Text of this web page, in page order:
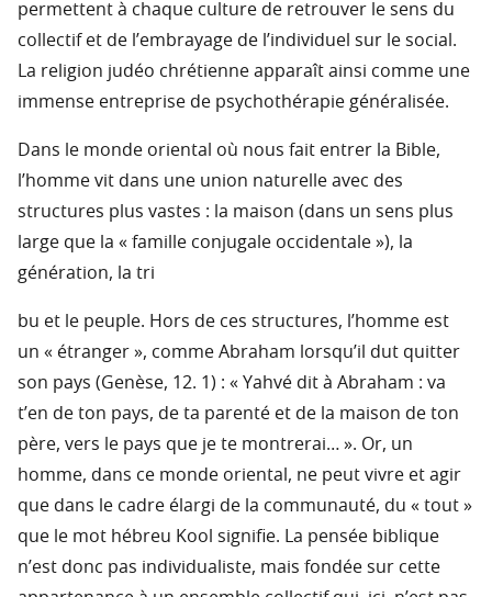
permettent à chaque culture de retrouver le sens du
collectif et de l’embrayage de l’individuel sur le social.
La religion judéo chrétienne apparaît ainsi comme une
immense entreprise de psychothérapie généralisée.
Dans le monde oriental où nous fait entrer la Bible,
l’homme vit dans une union naturelle avec des
structures plus vastes : la maison (dans un sens plus
large que la « famille conjugale occidentale »), la
génération, la tri
bu et le peuple. Hors de ces structures, l’homme est
un « étranger », comme Abraham lorsqu’il dut quitter
son pays (Genèse, 12. 1) : « Yahvé dit à Abraham : va
t’en de ton pays, de ta parenté et de la maison de ton
père, vers le pays que je te montrerai… ». Or, un
homme, dans ce monde oriental, ne peut vivre et agir
que dans le cadre élargi de la communauté, du « tout »
que le mot hébreu Kool signifie. La pensée biblique
n’est donc pas individualiste, mais fondée sur cette